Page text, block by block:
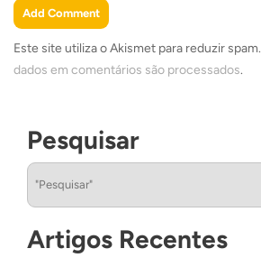
Este site utiliza o Akismet para reduzir spam.
dados em comentários são processados.
Pesquisar
Artigos Recentes